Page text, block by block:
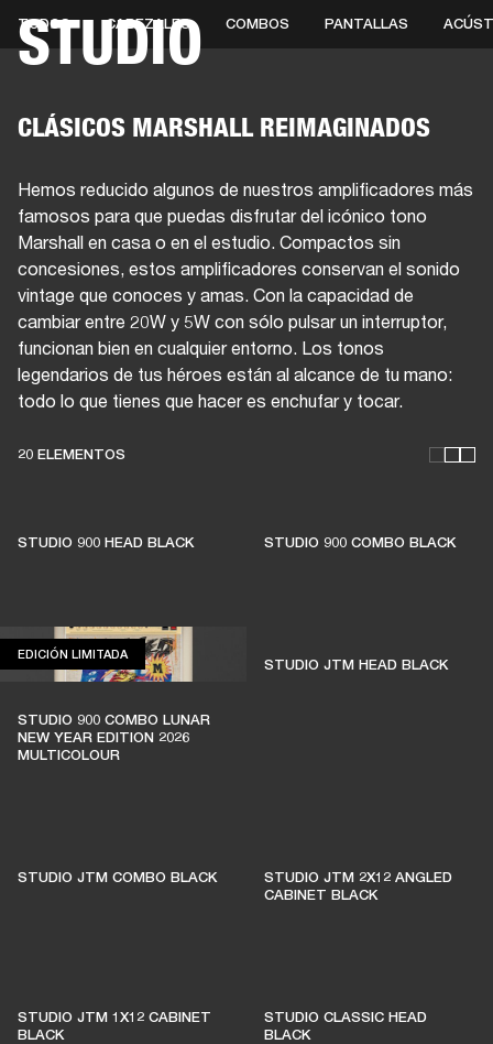
SOLUCIONES EMPRESARIALES
STUDIO
TODOS CABEZALES COMBOS PANTALLAS
CLÁSICOS MARSHALL REIMAGINADOS
Hemos reducido algunos de nuestros amplificadores más
famosos para que puedas disfrutar del icónico tono
Marshall en casa o en el estudio. Compactos sin
concesiones, estos amplificadores conservan el sonido
vintage que conoces y amas. Con la capacidad de
cambiar entre 20W y 5W con sólo pulsar un interruptor,
funcionan bien en cualquier entorno. Los tonos
legendarios de tus héroes están al alcance de tu mano:
todo lo que tienes que hacer es enchufar y tocar.
20 ELEMENTOS
STUDIO 900 HEAD BLACK STUDIO 900 COMBO BLACK
ESTOS AMPLIFICADORES
MÚSICA EN VIVO
destina a apoyar a salas de música
independientes
EDICIÓN LIMITADAEDICIÓN LIMITADA
STUDIO 900 COMBO LUNAR
NEW YEAR EDITION 2026
MULTICOLOUR
STUDIO JTM HEAD BLACK
STUDIO JTM COMBO BLACK
STUDIO JTM 2X12 ANGLED
CABINET BLACK
STUDIO JTM 1X12 CABINET
BLACK
STUDIO CLASSIC HEAD
BLACK